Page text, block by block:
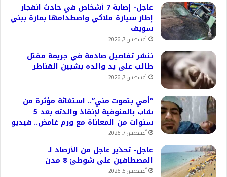
عاجل- إصابة 7 أشخاص في حادث انفجار
إطار سيارة ملاكي واصطدامها بمارة ببني
سويف
أغسطس 7, 2026
ننشر تفاصيل صادمة في جريمة مقتل
طالب على يد والده بشبين القناطر
أغسطس 7, 2026
“أمي بتموت مني”.. استغاثة مؤثرة من
شاب بالمنوفية لإنقاذ والدته بعد 5
سنوات من المعاناة مع ورم غامض.. فيديو
أغسطس 7, 2026
عاجل- تحذير عاجل من الأرصاد لـ
المصطافين على شوطئ 8 مدن
أغسطس 6, 2026